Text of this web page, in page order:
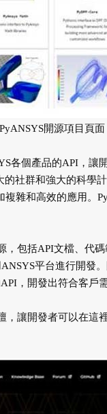
開源項目頁面
各個產品的API，
社群和強大的科學
雜和高效的應用。
，包括API文檔、代
平台進行開發
，開發出符合客戶
，讓開發者可以在這